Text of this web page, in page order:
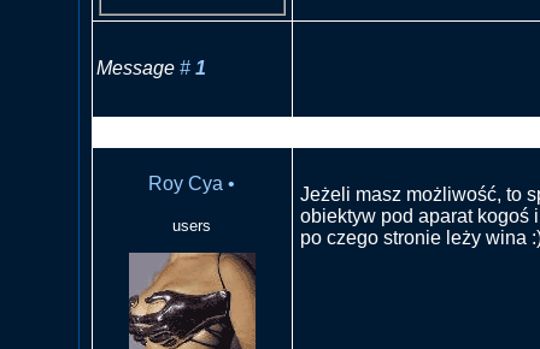
Message # 1
Roy Cya •
users
Jeżeli masz możliwość, to
obiektyw pod aparat kogoś
po czego stronie leży wina